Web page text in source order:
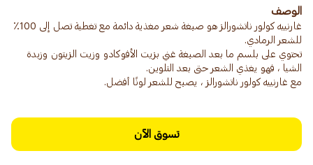
الوصف
غارنييه كولور ناتشورالز هو صبغة شعر مغذية دائمة مع تغطية تصل إلى 100٪
تحتوي على بلسم ما بعد الصبغة غني بزيت الأفوكادو وزيت الزيتون وزبدة
مع غارنييه كولور ناتشورالز ، يصبح للشعر لونًا أفضل.
تسوق الآن